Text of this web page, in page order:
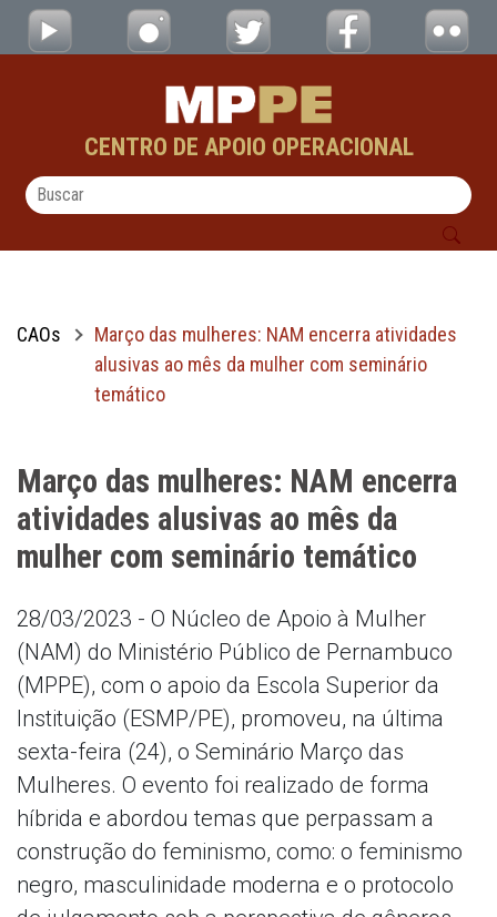
Pular para o Conteúdo principal
Março das mulheres: NAM encerra
CENTRO DE APOIO OPERACIONAL
CAOs
Março das mulheres: NAM encerra atividades
alusivas ao mês da mulher com seminário
temático
Março das mulheres: NAM encerra
atividades alusivas ao mês da
mulher com seminário temático
28/03/2023 - O Núcleo de Apoio à Mulher
(NAM) do Ministério Público de Pernambuco
(MPPE), com o apoio da Escola Superior da
Instituição (ESMP/PE), promoveu, na última
sexta-feira (24), o Seminário Março das
Mulheres. O evento foi realizado de forma
híbrida e abordou temas que perpassam a
construção do feminismo, como: o feminismo
negro, masculinidade moderna e o protocolo